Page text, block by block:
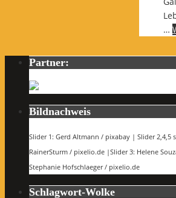
…
Partner:
Bildnachweis
Slider 1: Gerd Altmann / pixabay | Slider 2,4,5
RainerSturm / pixelio.de |Slider 3: Helene
Stephanie Hofschlaeger / pixelio.de
Schlagwort-Wolke